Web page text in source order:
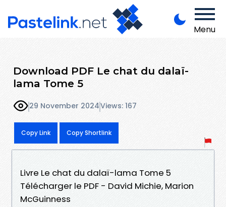
Menu
Download PDF Le chat du dalaï-
lama Tome 5
29 November 2024Views: 167
Copy Link Copy Shortlink
Livre Le chat du dalaï-lama Tome 5
Télécharger le PDF - David Michie, Marion
McGuinness